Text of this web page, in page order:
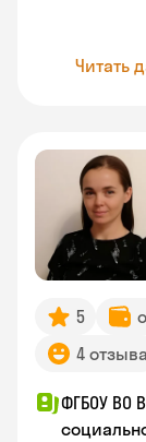
Читать
5
4 отзыва
ФГБОУ ВО